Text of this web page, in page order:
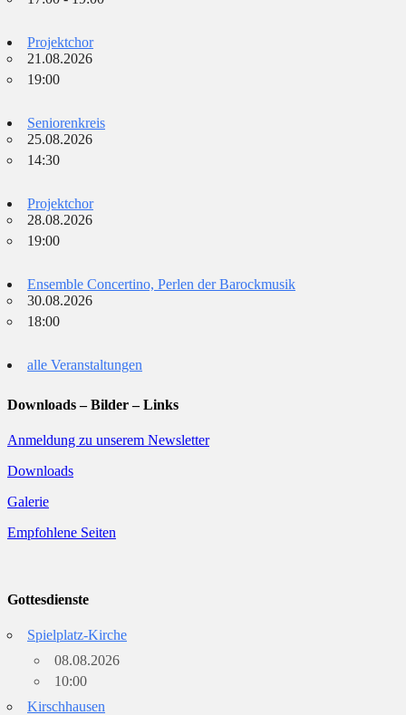
Projektchor
21.08.2026
19:00
Seniorenkreis
25.08.2026
14:30
Projektchor
28.08.2026
19:00
Ensemble Concertino, Perlen der Barockmusik
30.08.2026
18:00
alle Veranstaltungen
Downloads – Bilder – Links
Anmeldung zu unserem Newsletter
Downloads
Galerie
Empfohlene Seiten
Gottesdienste
Spielplatz-Kirche
08.08.2026
10:00
Kirschhausen